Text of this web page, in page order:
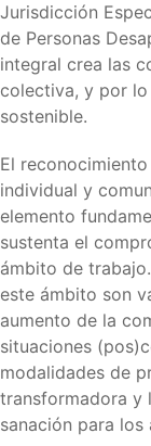
Jurisdicción
de Personas
integral crea las
colectiva, y por
sostenible.
El
individual y
elemento
sustenta el
ámbito de
este ámbito son
aumento de la
situaciones
modalidades de
transformadora y
sanación para